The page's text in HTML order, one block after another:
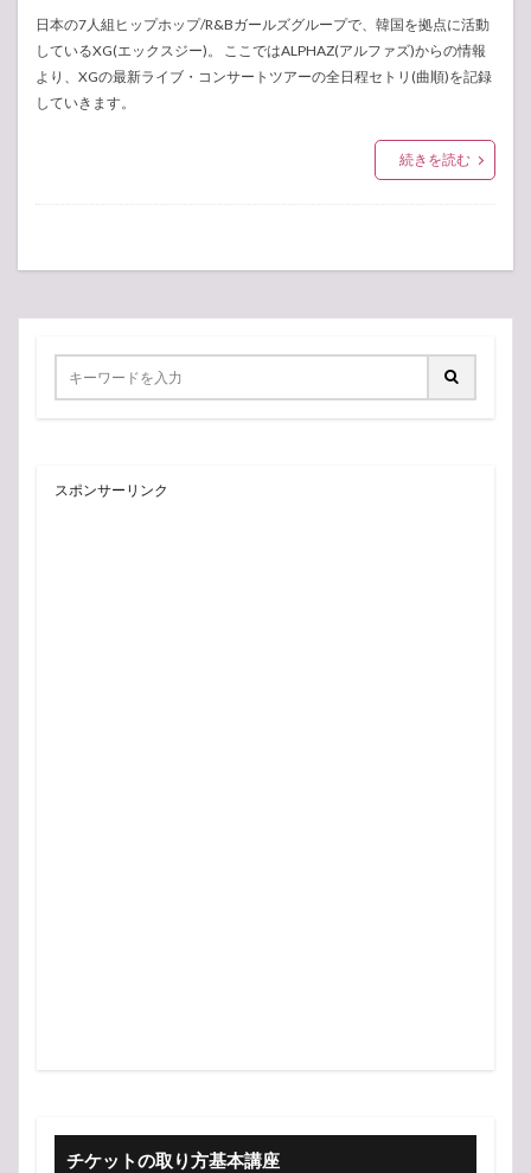
日本の7人組ヒップホップ/R&Bガールズグループで、韓国を拠点に活動
しているXG(エックスジー)。 ここではALPHAZ(アルファズ)からの情報
より、XGの最新ライブ・コンサートツアーの全日程セトリ(曲順)を記録
していきます。
続きを読む
スポンサーリンク
チケットの取り方基本講座